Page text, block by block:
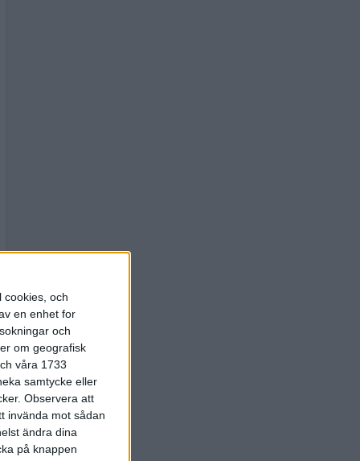
cookies, och
en enhet for
och
om geografisk
våra 1733
samtycke eller
Observera att
invända mot sådan
ändra dina
på knappen